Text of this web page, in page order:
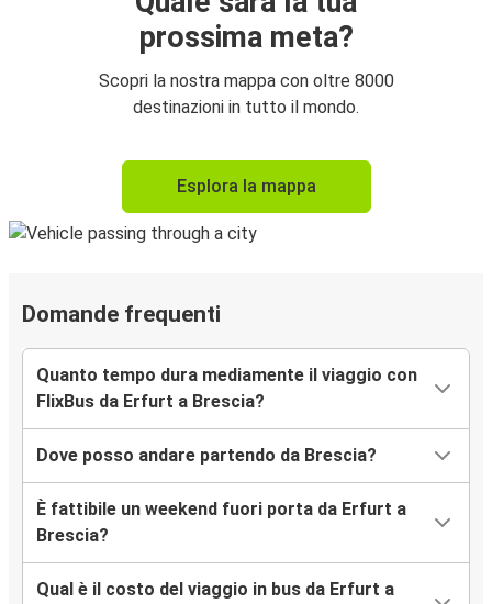
prossima meta?
Scopri la nostra mappa con oltre 8000
destinazioni in tutto il mondo.
Esplora la mappa
Domande frequenti
Quanto tempo dura mediamente il viaggio con
FlixBus da Erfurt a Brescia?
Dove posso andare partendo da Brescia?
È fattibile un weekend fuori porta da Erfurt a
Brescia?
Qual è il costo del viaggio in bus da Erfurt a